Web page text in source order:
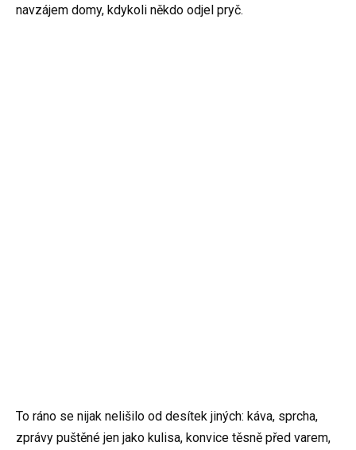
navzájem domy, kdykoli někdo odjel pryč.
To ráno se nijak nelišilo od desítek jiných: káva, sprcha,
zprávy puštěné jen jako kulisa, konvice těsně před varem,